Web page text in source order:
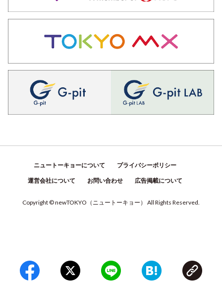
ニュートーキョーについて プライバシーポリシー
運営会社について お問い合わせ 広告掲載について
Copyright © newTOKYO （ ニュートーキョー ） All Rights Reserved.